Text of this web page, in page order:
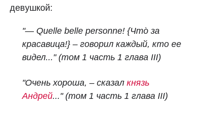
девушкой:
"— Quelle belle personne! {Что̀ за
красавица!} – говорил каждый, кто ее
видел..." (том 1 часть 1 глава III)
"Очень хороша, – сказал князь
Андрей..." (том 1 часть 1 глава III)